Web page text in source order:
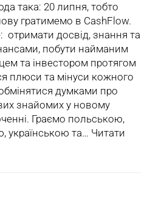
така: 20 липня, тобто
гратимемо в CashFlow.
отримати досвід, знання та
побути найманим
та інвестором протягом
плюси та мінуси кожного
думками про
знайомих у новому
Граємо польською,
українською та… Читати